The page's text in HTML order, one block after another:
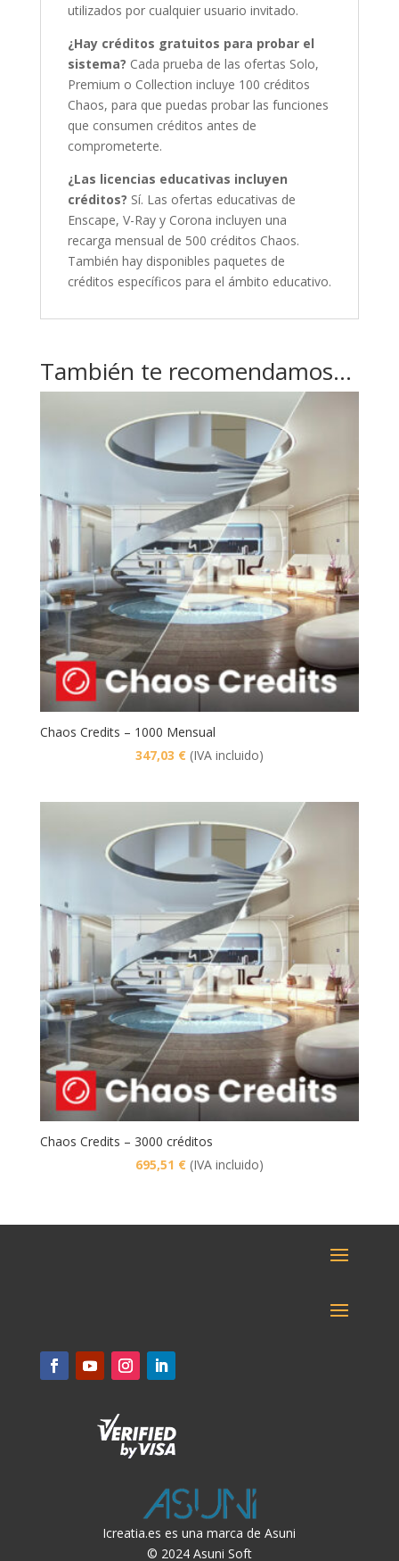
utilizados por cualquier usuario invitado.
¿Hay créditos gratuitos para probar el
sistema? Cada prueba de las ofertas Solo,
Premium o Collection incluye 100 créditos
Chaos, para que puedas probar las funciones
que consumen créditos antes de
comprometerte.
¿Las licencias educativas incluyen
créditos? Sí. Las ofertas educativas de
Enscape, V-Ray y Corona incluyen una
recarga mensual de 500 créditos Chaos.
También hay disponibles paquetes de
créditos específicos para el ámbito educativo.
También te recomendamos…
Chaos Credits – 1000 Mensual
347,03 € (IVA incluido)
Chaos Credits – 3000 créditos
695,51 € (IVA incluido)
Icreatia.es es una marca de Asuni
© 2024 Asuni Soft